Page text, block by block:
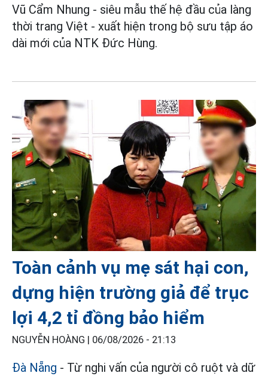
Vũ Cẩm Nhung - siêu mẫu thế hệ đầu của làng
thời trang Việt - xuất hiện trong bộ sưu tập áo
dài mới của NTK Đức Hùng.
Toàn cảnh vụ mẹ sát hại con,
dựng hiện trường giả để trục
lợi 4,2 tỉ đồng bảo hiểm
NGUYỄN HOÀNG | 06/08/2026 - 21:13
Đà Nẵng - Từ nghi vấn của người cô ruột và dữ